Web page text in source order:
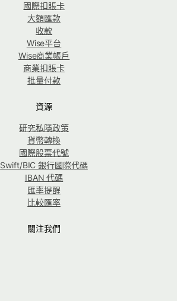
國際扣賬卡
大額匯款
收款
Wise平台
Wise商業帳戶
商業扣賬卡
批量付款
資源
研究私隱政策
貨幣轉換
國際股票代號
Swift/BIC 銀行國際代碼
IBAN 代碼
匯率提醒
比較匯率
關注我們